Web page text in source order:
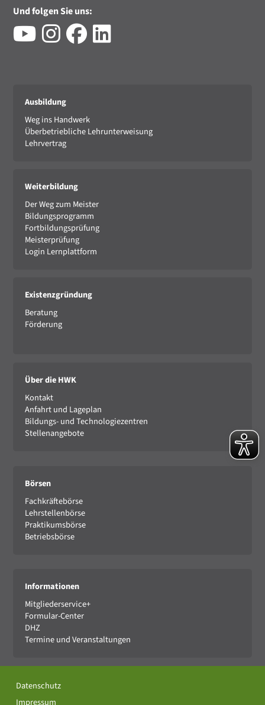
Und folgen Sie uns:
Ausbildung
Weg ins Handwerk
Überbetriebliche Lehrunterweisung
Lehrvertrag
Weiterbildung
Der Weg zum Meister
Bildungsprogramm
Fortbildungsprüfung
Meisterprüfung
Login Lernplattform
Existenzgründung
Beratung
Förderung
Über die HWK
Kontakt
Anfahrt und Lageplan
Bildungs- und Technologiezentren
Stellenangebote
Börsen
Fachkräftebörse
Lehrstellenbörse
Praktikumsbörse
Betriebsbörse
Informationen
Mitgliederservice+
Formular-Center
DHZ
Termine und Veranstaltungen
Datenschutz